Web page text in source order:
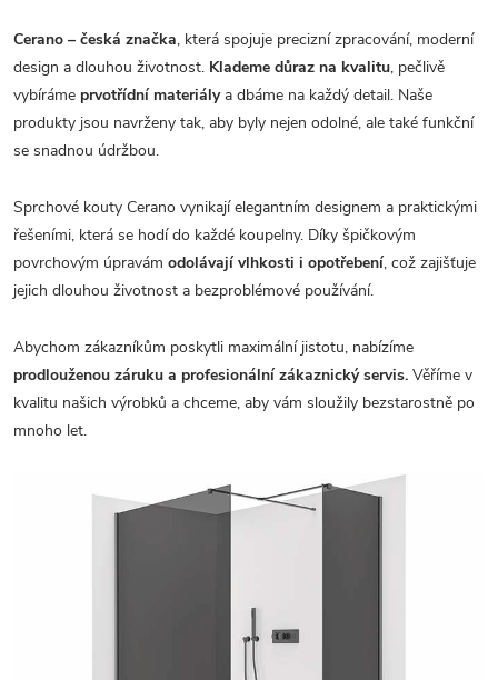
Cerano – česká značka, která spojuje precizní zpracování, moderní
design a dlouhou životnost. Klademe důraz na kvalitu, pečlivě
vybíráme prvotřídní materiálya dbáme na každý detail. Naše
produkty jsou navrženy tak, aby byly nejen odolné, ale také funkční
se snadnou údržbou.
Sprchové kouty Cerano vynikají elegantním designem a praktickými
řešeními, která se hodí do každé koupelny. Díky špičkovým
povrchovým úpravám odolávají vlhkosti i opotřebení, což zajišťuje
jejich dlouhou životnost a bezproblémové používání.
Abychom zákazníkům poskytli maximální jistotu, nabízíme
prodlouženou záruku a profesionální zákaznický servis. Věříme v
kvalitu našich výrobků a chceme, aby vám sloužily bezstarostně po
mnoho let.